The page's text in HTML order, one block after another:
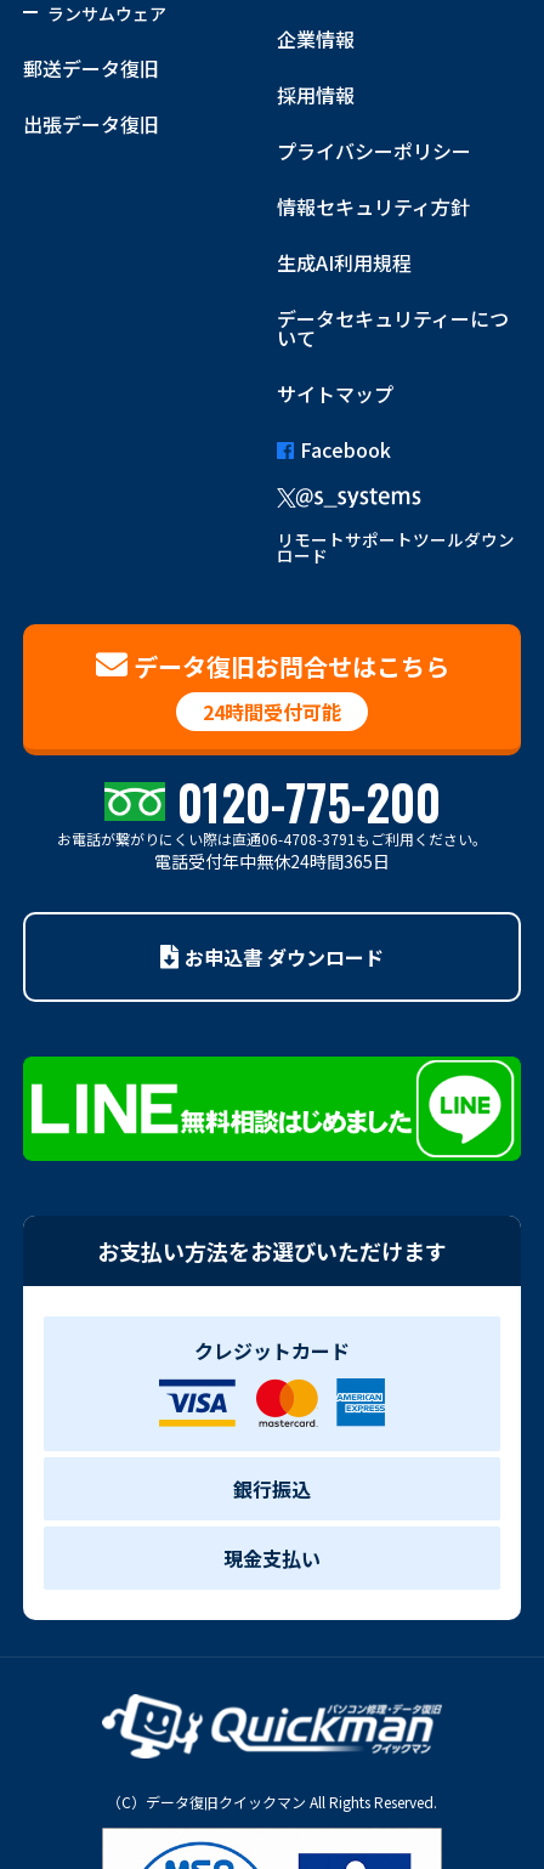
ランサムウェア
郵送データ復旧
出張データ復旧
企業情報
採用情報
プライバシーポリシー
情報セキュリティ方針
生成AI利用規程
データセキュリティーにつ
いて
サイトマップ
Facebook
リモートサポートツールダウン
ロード
データ復旧お問合せはこちら
24時間受付可能
0120-775-200
お電話が繋がりにくい際は直通06-4708-3791もご利用ください。
電話受付年中無休24時間365日
お申込書 ダウンロード
お支払い方法をお選びいただけます
クレジットカード
銀行振込
現金支払い
（C）データ復旧クイックマン All Rights Reserved.